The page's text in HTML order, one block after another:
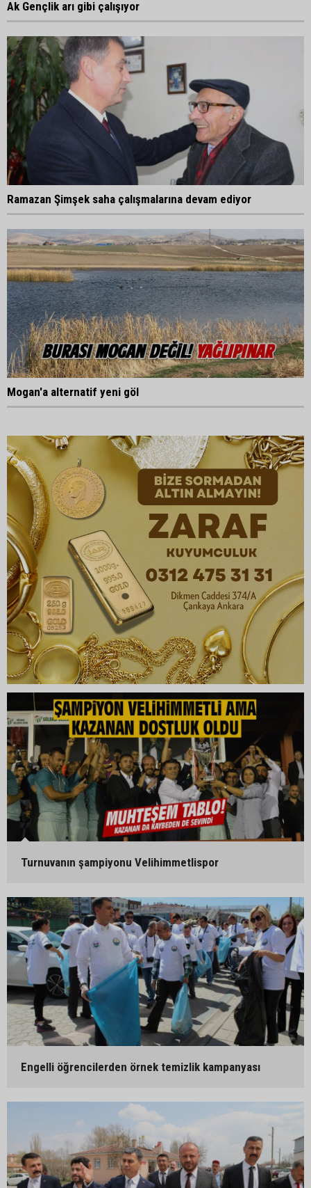
Ak Gençlik arı gibi çalışıyor
Ramazan Şimşek saha çalışmalarına devam ediyor
Mogan'a alternatif yeni göl
Turnuvanın şampiyonu Velihimmetlispor
Engelli öğrencilerden örnek temizlik kampanyası